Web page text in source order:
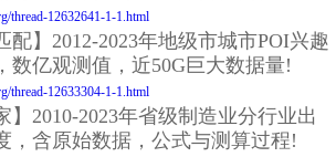
thread-12632641-1-1.html
配】2012-2023年地级市城市POI兴趣
数亿观测值，近50G巨大数据量!
thread-12633304-1-1.html
】2010-2023年省级制造业分行业出
，含原始数据，公式与测算过程!